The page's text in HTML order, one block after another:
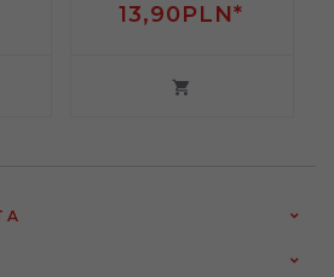
13,90PLN*